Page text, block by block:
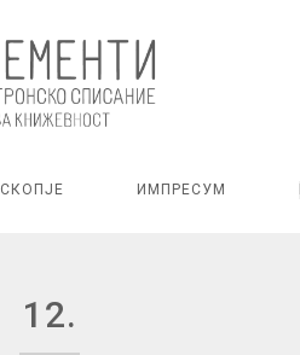
СКОПЈЕ ИМПРЕСУМ
12.